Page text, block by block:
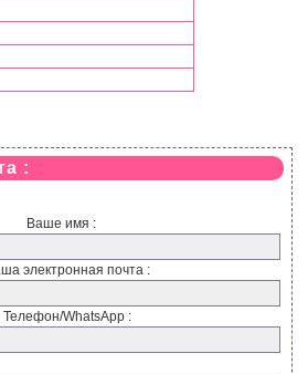
:
Ваше имя :
электронная почта :
WhatsApp :